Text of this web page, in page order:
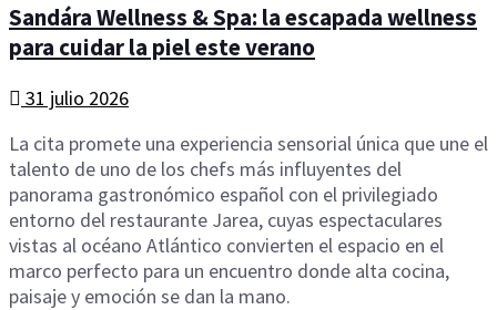
Sandára Wellness & Spa: la escapada wellness
para cuidar la piel este verano
31 julio 2026
La cita promete una experiencia sensorial única que une el
talento de uno de los chefs más influyentes del
panorama gastronómico español con el privilegiado
entorno del restaurante Jarea, cuyas espectaculares
vistas al océano Atlántico convierten el espacio en el
marco perfecto para un encuentro donde alta cocina,
paisaje y emoción se dan la mano.